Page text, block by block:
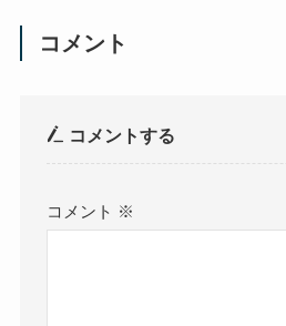
コメント
コメントする
コメント ※